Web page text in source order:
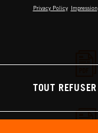
Privacy Policy Impression
TOUT REFUSER